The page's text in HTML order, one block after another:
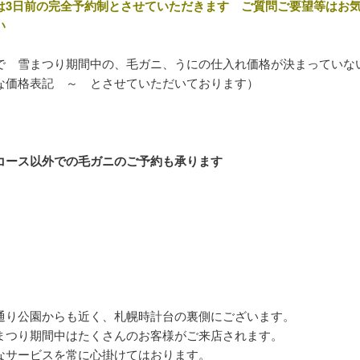
前の完全予約制とさせていただきます ご質問ご要望等はお
雪まつり期間中の、毛ガニ、うにの仕入れ価格が決まっていな
価格表記 ～ とさせていただいております）
ス以外での毛ガニのご予約も承ります
り公園からも近く、札幌時計台の裏側にございます。
つり期間中はたくさんのお客様がご来店されます。
ービスを常に心掛けてはおります。